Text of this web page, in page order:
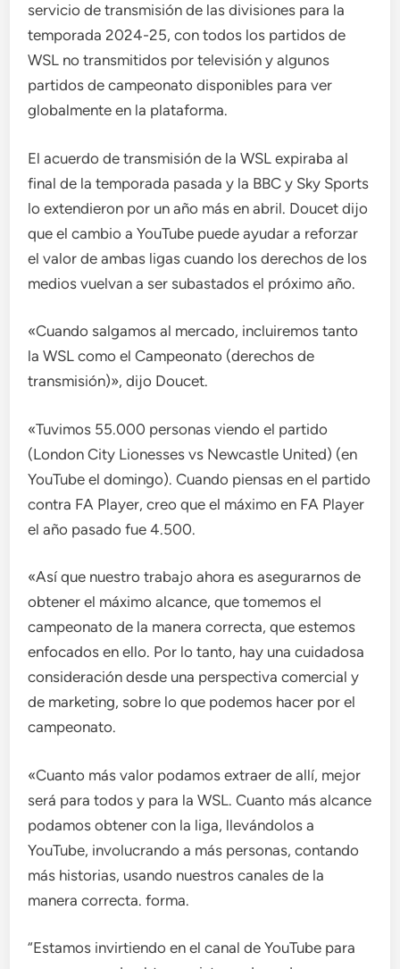
servicio de transmisión de las divisiones para la
temporada 2024-25, con todos los partidos de
WSL no transmitidos por televisión y algunos
partidos de campeonato disponibles para ver
globalmente en la plataforma.
El acuerdo de transmisión de la WSL expiraba al
final de la temporada pasada y la BBC y Sky Sports
lo extendieron por un año más en abril. Doucet dijo
que el cambio a YouTube puede ayudar a reforzar
el valor de ambas ligas cuando los derechos de los
medios vuelvan a ser subastados el próximo año.
«Cuando salgamos al mercado, incluiremos tanto
la WSL como el Campeonato (derechos de
transmisión)», dijo Doucet.
«Tuvimos 55.000 personas viendo el partido
(London City Lionesses vs Newcastle United) (en
YouTube el domingo). Cuando piensas en el partido
contra FA Player, creo que el máximo en FA Player
el año pasado fue 4.500.
«Así que nuestro trabajo ahora es asegurarnos de
obtener el máximo alcance, que tomemos el
campeonato de la manera correcta, que estemos
enfocados en ello. Por lo tanto, hay una cuidadosa
consideración desde una perspectiva comercial y
de marketing, sobre lo que podemos hacer por el
campeonato.
«Cuanto más valor podamos extraer de allí, mejor
será para todos y para la WSL. Cuanto más alcance
podamos obtener con la liga, llevándolos a
YouTube, involucrando a más personas, contando
más historias, usando nuestros canales de la
manera correcta. forma.
“Estamos invirtiendo en el canal de YouTube para